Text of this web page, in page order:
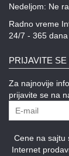
Nedeljom: Ne
Radno vreme
24/7 - 365
PRIJAVITE
Za najnovije
prijavite se na
Cene na sajtu
Internet